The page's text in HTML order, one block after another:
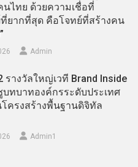
ไทย ด้วยความเชื่อที่
ที่ยากที่สุด คือโจทย์ที่สร้างคน
Admin
รางวัลใหญ่เวที Brand Inside
บทบาทองค์กรระดับประเทศ
ครงสร้างพื้นฐานดิจิทัล
Admin​1